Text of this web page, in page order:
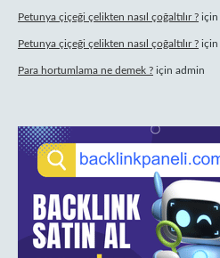
Petunya çiçeği çelikten nasıl çoğaltılır ? için
Petunya çiçeği çelikten nasıl çoğaltılır ? için
Para hortumlama ne demek ? için admin